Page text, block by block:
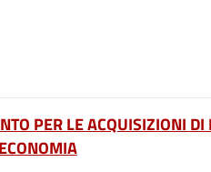
PER LE ACQUISIZIONI DI